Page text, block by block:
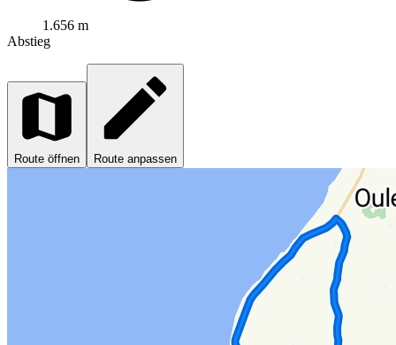
1.656 m
Abstieg
Route öffnen Route anpassen